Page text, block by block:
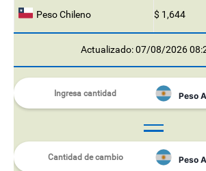
Peso Chileno $ 1,644
Actualizado: 07/08/2026